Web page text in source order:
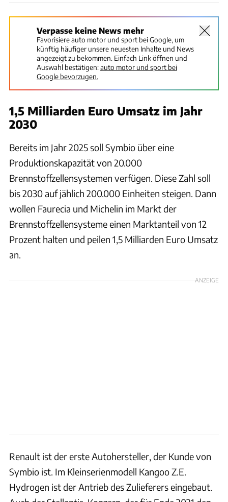
Verpasse keine News mehr
Favorisiere auto motor und sport bei Google, um
künftig häufiger unsere neuesten Inhalte und News
angezeigt zu bekommen. Einfach Link öffnen und
Auswahl bestätigen:auto motor und sport bei
Google bevorzugen.
1,5 Milliarden Euro Umsatz im Jahr
2030
Bereits im Jahr 2025 soll Symbio über eine
Produktionskapazität von 20.000
Brennstoffzellensystemen verfügen. Diese Zahl soll
bis 2030 auf jählich 200.000 Einheiten steigen. Dann
wollen Faurecia und Michelin im Markt der
Brennstoffzellensysteme einen Marktanteil von 12
Prozent halten und peilen 1,5 Milliarden Euro Umsatz
an.
ANZEIGE
Renault ist der erste Autohersteller, der Kunde von
Symbio ist. Im Kleinserienmodell Kangoo Z.E.
Hydrogen ist der Antrieb des Zulieferers eingebaut.